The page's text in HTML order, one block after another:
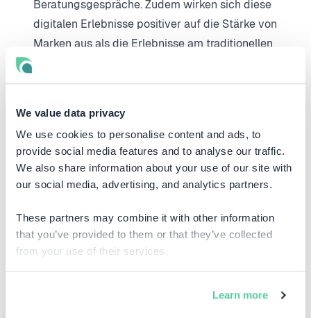
We value data privacy
We use cookies to personalise content and ads, to
provide social media features and to analyse our traffic.
We also share information about your use of our site with
our social media, advertising, and analytics partners.
These partners may combine it with other information
that you’ve provided to them or that they’ve collected
from your use of their services.
Learn more
Beratungsgespräche. Zudem wirken sich diese
digitalen Erlebnisse positiver auf die Stärke von
Marken aus als die Erlebnisse am traditionellen
Studie einmal mehr den Einfluss der
von Brick and Mortar und Multichannel.
Es wird immer wichtiger, herauszufinden
welche Touchpoints besonders wirkungsvoll
sind. Das sind die Stellen, an denen
andere Wettbewerber gilt. Auch ihre Aktivitäten
und die Entwicklung ihrer Marken solle man
sehr genau in den Blick nehmen. In Situationen,
die von immer stärkerer Konkurrenz geprägt